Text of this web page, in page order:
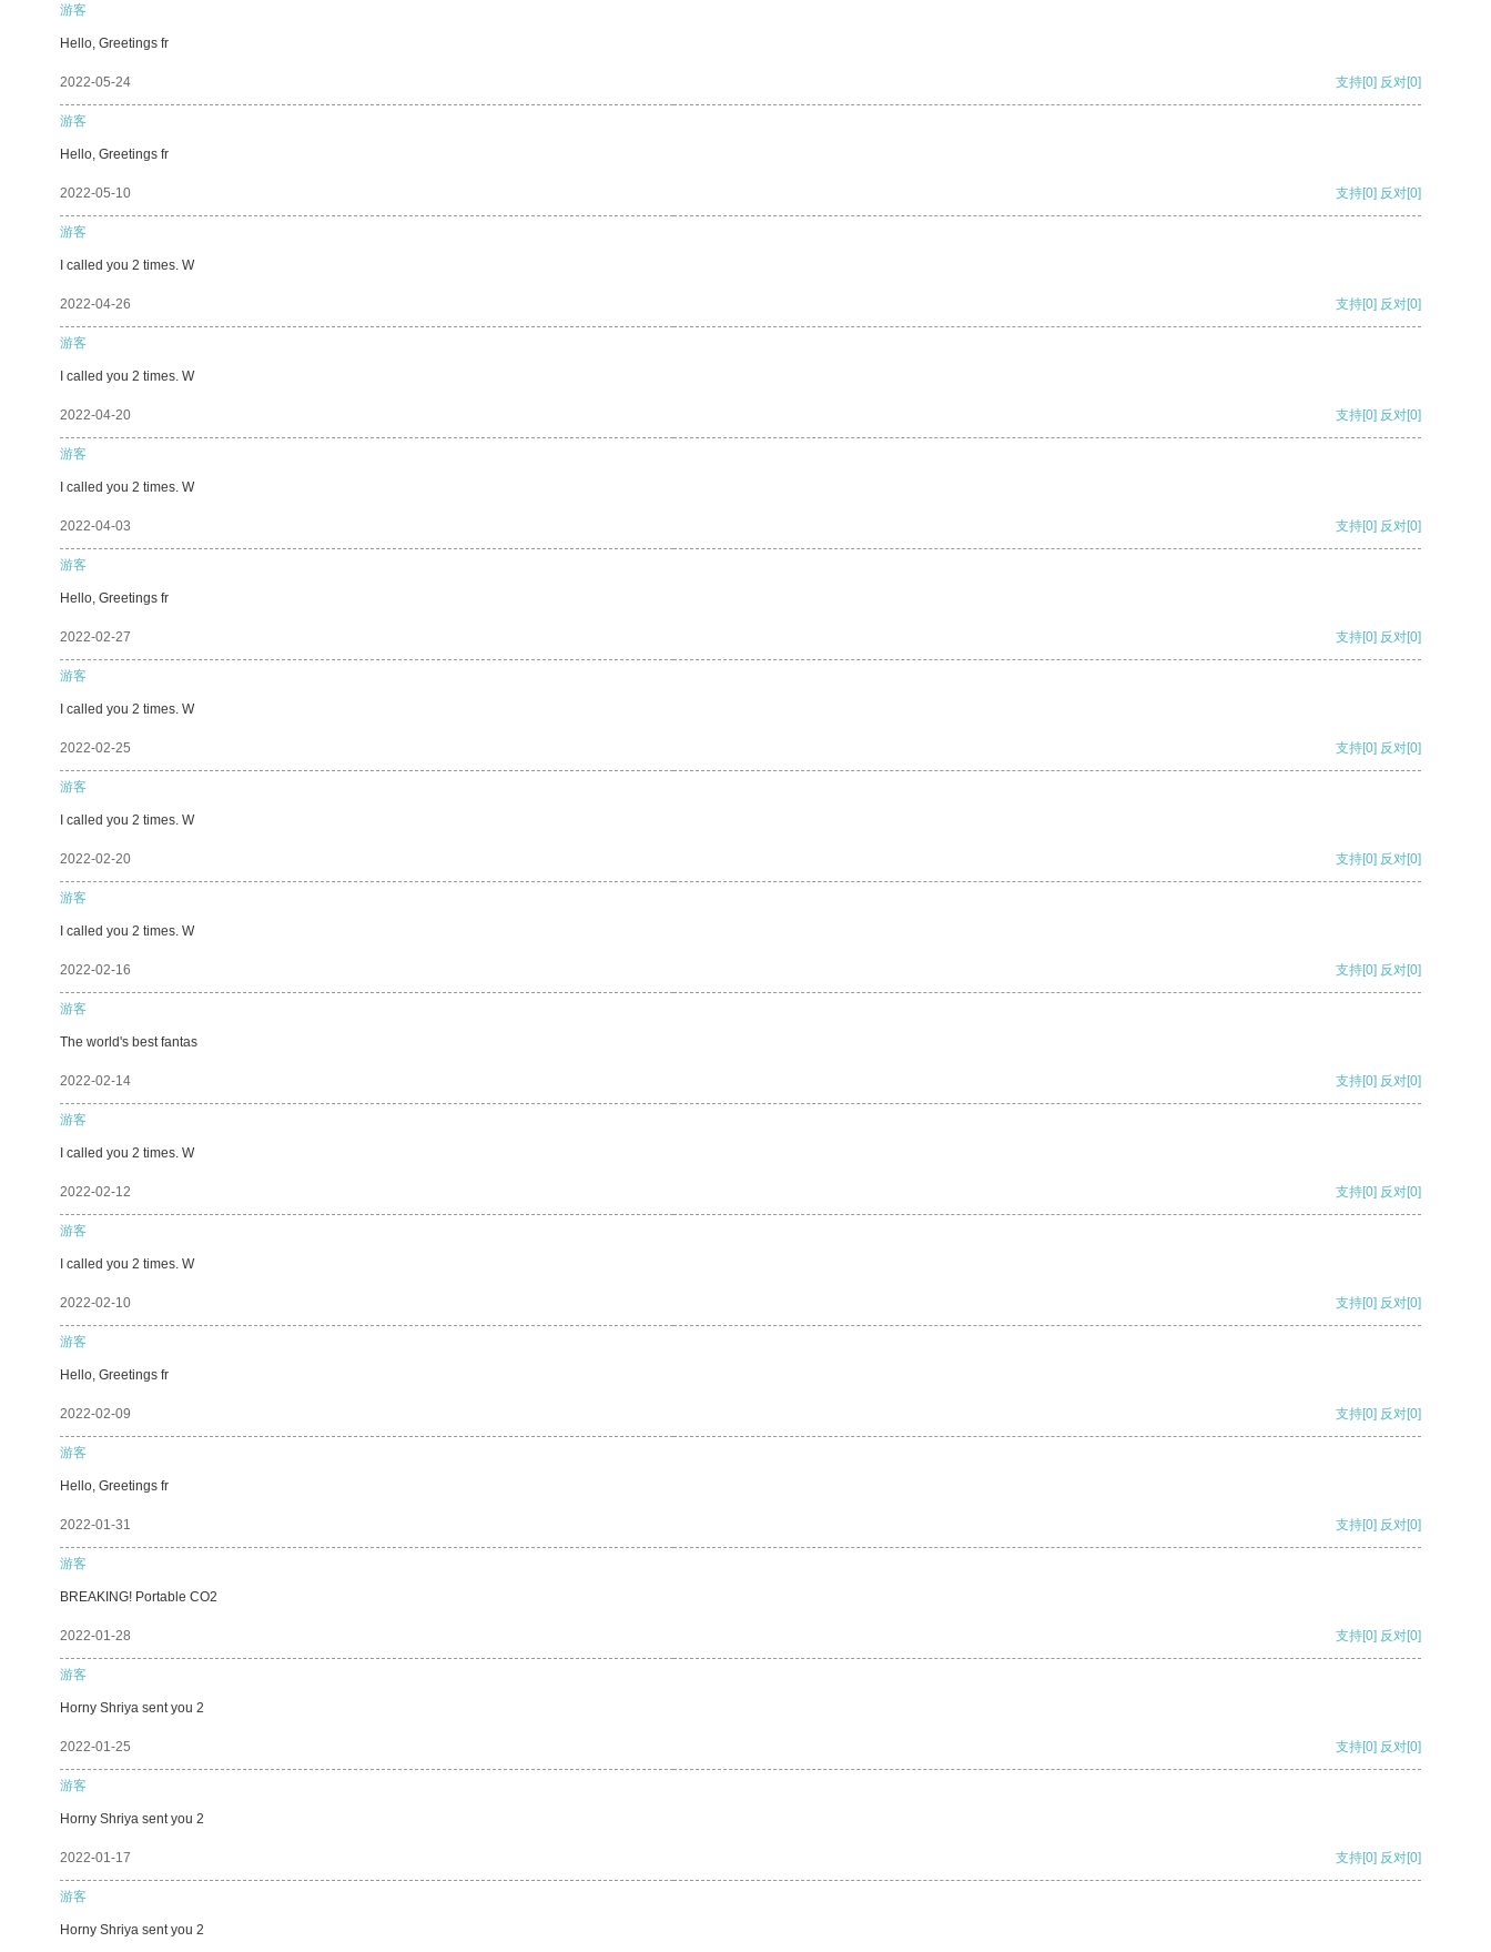
游客
Hello, Greetings fr
2022-05-24 支持[0] 反对[0]
游客
Hello, Greetings fr
2022-05-10 支持[0] 反对[0]
游客
I called you 2 times. W
2022-04-26 支持[0] 反对[0]
游客
I called you 2 times. W
2022-04-20 支持[0] 反对[0]
游客
I called you 2 times. W
2022-04-03 支持[0] 反对[0]
游客
Hello, Greetings fr
2022-02-27 支持[0] 反对[0]
游客
I called you 2 times. W
2022-02-25 支持[0] 反对[0]
游客
I called you 2 times. W
2022-02-20 支持[0] 反对[0]
游客
I called you 2 times. W
2022-02-16 支持[0] 反对[0]
游客
The world's best fantas
2022-02-14 支持[0] 反对[0]
游客
I called you 2 times. W
2022-02-12 支持[0] 反对[0]
游客
I called you 2 times. W
2022-02-10 支持[0] 反对[0]
游客
Hello, Greetings fr
2022-02-09 支持[0] 反对[0]
游客
Hello, Greetings fr
2022-01-31 支持[0] 反对[0]
游客
BREAKING! Portable CO2
2022-01-28 支持[0] 反对[0]
游客
Horny Shriya sent you 2
2022-01-25 支持[0] 反对[0]
游客
Horny Shriya sent you 2
2022-01-17 支持[0] 反对[0]
游客
Horny Shriya sent you 2